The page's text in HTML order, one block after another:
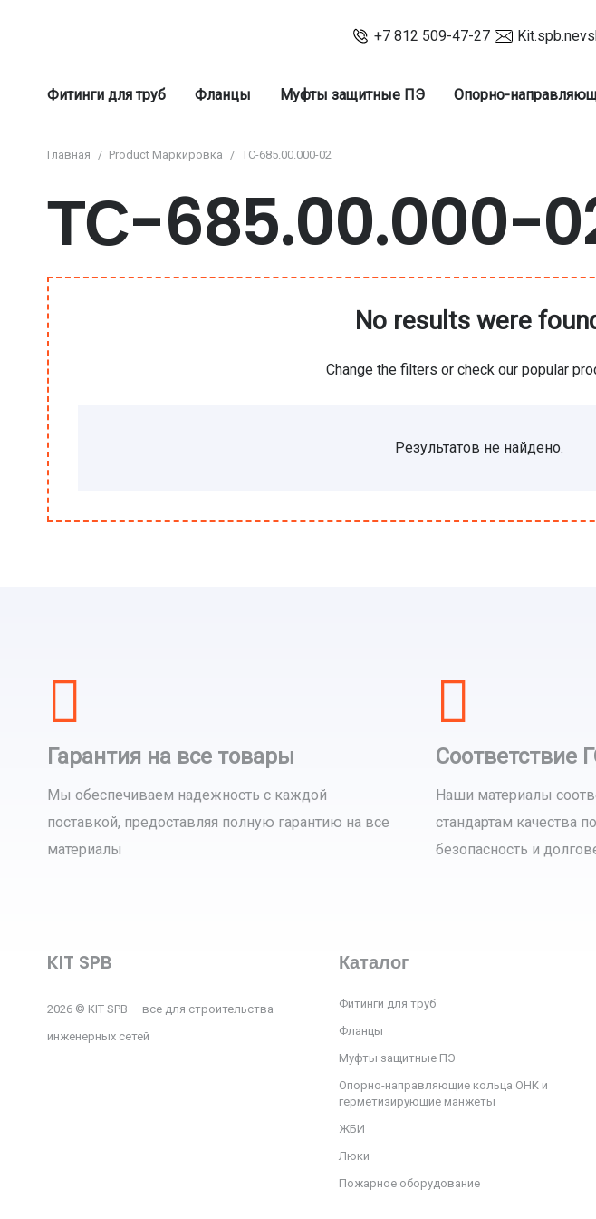
+7 812 509-47-27
Фитинги для труб Фланцы Муфты защитные ПЭ Опорно-
Главная / Product Маркировка / ТС-685.00.000-02
ТС-685.00.000-
No results were
Change the filters or check our popular
Результатов не найдено.
Гарантия на все товары
Мы обеспечиваем надежность с каждой
поставкой, предоставляя полную гарантию на все
материалы
Соответствие
Наши материалы
стандартам качества
безопасность и
KIT SPB
2026 © KIT SPB — все для строительства
инженерных сетей
Каталог
Фитинги для труб
Фланцы
Муфты защитные ПЭ
Опорно-направляющие кольца ОНК и
герметизирующие манжеты
ЖБИ
Люки
Пожарное оборудование